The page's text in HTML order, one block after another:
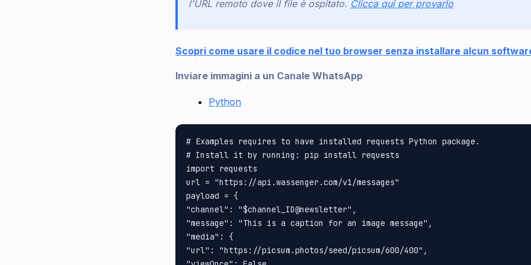
l'URL remoto dove il file è ospitato. Clicca qui per provarlo
Scopri come usare il codice nel tuo browser senza installare alcun
Inviare immagini a un Canale WhatsApp
Python
# Examples requires to have installed requests Python package.
# Install it by running: pip install requests
import requests
url = "https://api.wassenger.com/v1/messages"
payload = {
"channel": "$channel_ID@newsletter",
"message": "This is a caption for an image message",
"media": {
"url": "https://picsum.photos/seed/picsum/600/400",